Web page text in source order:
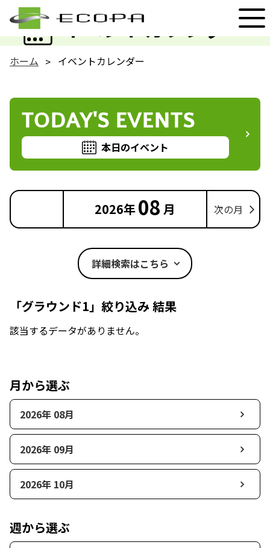
イベントカレンダー
EVENT
ホーム イベントカレンダー
TODAY'S EVENTS
本日のイベント
2026年08 月 次の月
詳細検索はこちら
「グラウンド1」絞り込み 結果
該当するデータがありません。
月から選ぶ
2026年 08月
2026年 09月
2026年 10月
週から選ぶ